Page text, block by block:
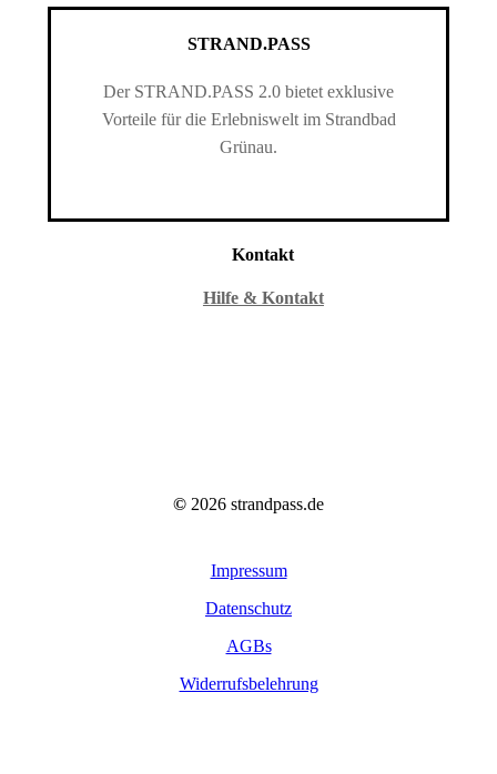
STRAND.PASS
Der STRAND.PASS 2.0 bietet exklusive
Vorteile für die Erlebniswelt im Strandbad
Grünau.
Kontakt
Hilfe & Kontakt
© 2026 strandpass.de
Impressum
Datenschutz
AGBs
Widerrufsbelehrung